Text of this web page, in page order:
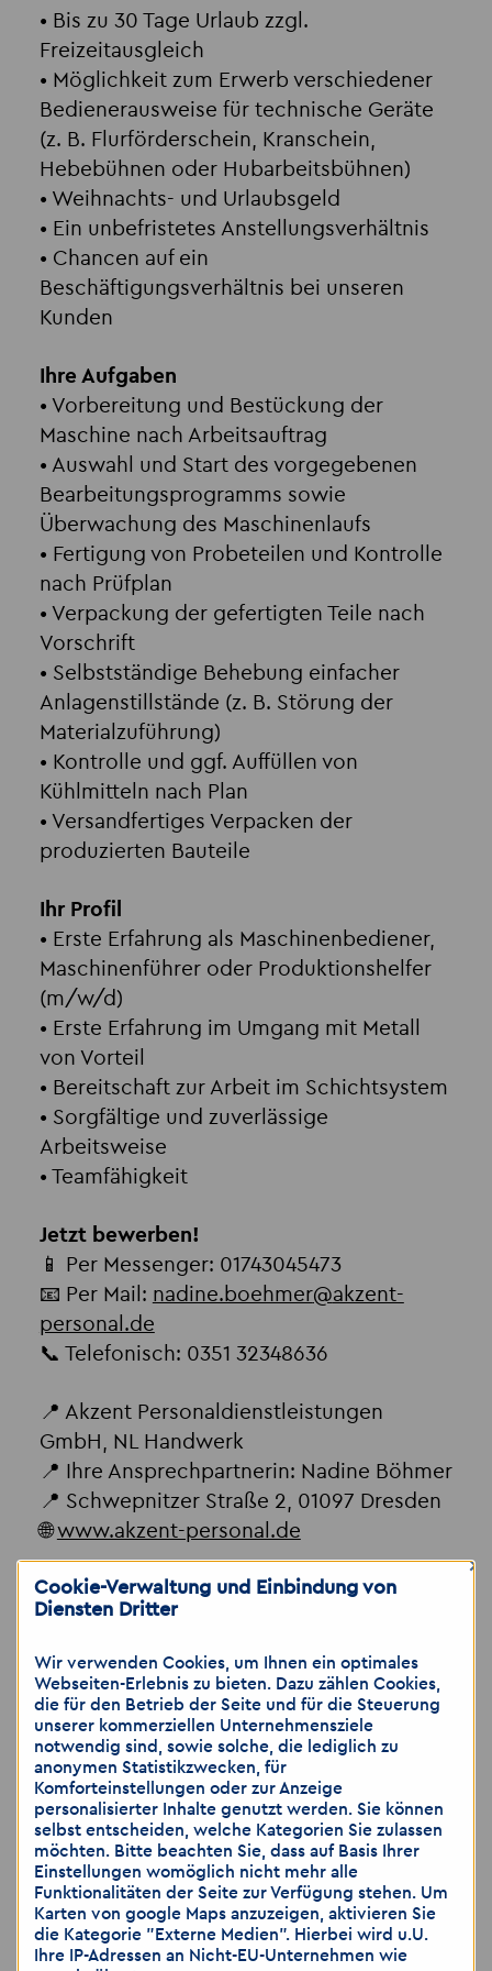
• Bis zu 30 Tage Urlaub zzgl.
Freizeitausgleich
• Möglichkeit zum Erwerb verschiedener
Bedienerausweise für technische Geräte
(z. B. Flurförderschein, Kranschein,
Hebebühnen oder Hubarbeitsbühnen)
• Weihnachts- und Urlaubsgeld
• Ein unbefristetes Anstellungsverhältnis
• Chancen auf ein
Beschäftigungsverhältnis bei unseren
Kunden
Ihre Aufgaben
• Vorbereitung und Bestückung der
Maschine nach Arbeitsauftrag
• Auswahl und Start des vorgegebenen
Bearbeitungsprogramms sowie
Überwachung des Maschinenlaufs
• Fertigung von Probeteilen und Kontrolle
nach Prüfplan
• Verpackung der gefertigten Teile nach
Vorschrift
• Selbstständige Behebung einfacher
Anlagenstillstände (z. B. Störung der
Materialzuführung)
• Kontrolle und ggf. Auffüllen von
Kühlmitteln nach Plan
• Versandfertiges Verpacken der
produzierten Bauteile
Ihr Profil
• Erste Erfahrung als Maschinenbediener,
Maschinenführer oder Produktionshelfer
(m/w/d)
• Erste Erfahrung im Umgang mit Metall
von Vorteil
• Bereitschaft zur Arbeit im Schichtsystem
• Sorgfältige und zuverlässige
Arbeitsweise
• Teamfähigkeit
Jetzt bewerben!
📱 Per Messenger: 01743045473
📧 Per Mail: nadine.boehmer@akzent-
personal.de
📞 Telefonisch: 0351 32348636
📍 Akzent Personaldienstleistungen
GmbH, NL Handwerk
📍 Ihre Ansprechpartnerin: Nadine Böhmer
📍 Schwepnitzer Straße 2, 01097 Dresden
🌐www.akzent-personal.de
Wir freuen uns auf Ihre Bewerbung und
darauf, Sie in ein neues berufliches
Hinweis: Alle Stellenausschreibungen
richten sich stets an weibliche und an
männliche Bewerber/innen, unabhängig
von Alter, Geschlecht, Herkunft, sexueller
Orientierung, Behinderung, Religion und
Weltanschauung etc. Die
Bewerberauswahl erfolgt ausschließlich
qualifikationsorientiert.
Cookie-Verwaltung und Einbindung von
Diensten Dritter
×
Wir verwenden Cookies, um Ihnen ein optimales
Webseiten-Erlebnis zu bieten. Dazu zählen Cookies,
die für den Betrieb der Seite und für die Steuerung
unserer kommerziellen Unternehmensziele
notwendig sind, sowie solche, die lediglich zu
anonymen Statistikzwecken, für
Komforteinstellungen oder zur Anzeige
personalisierter Inhalte genutzt werden. Sie können
selbst entscheiden, welche Kategorien Sie zulassen
möchten. Bitte beachten Sie, dass auf Basis Ihrer
Einstellungen womöglich nicht mehr alle
Funktionalitäten der Seite zur Verfügung stehen. Um
Karten von google Maps anzuzeigen, aktivieren Sie
die Kategorie "Externe Medien". Hierbei wird u.U.
Ihre IP-Adressen an Nicht-EU-Unternehmen wie